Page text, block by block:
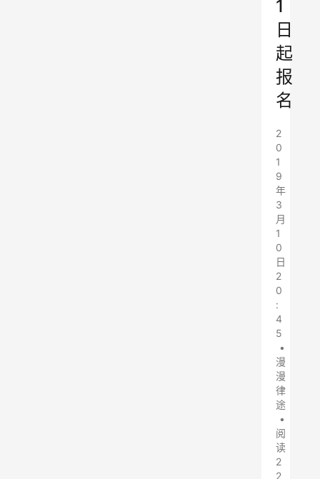
1
日
起
报
名
2
0
1
9
年
3
月
1
0
日
2
0
:
4
5
•
漫
漫
律
途
•
阅
读
2
2